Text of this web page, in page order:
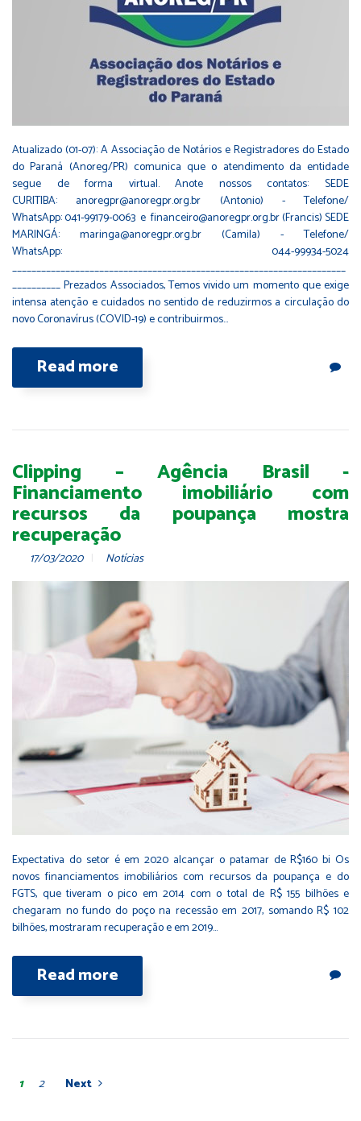
Atualizado (01-07): A Associação de Notários e Registradores do Estado
do Paraná (Anoreg/PR) comunica que o atendimento da entidade
segue de forma virtual. Anote nossos contatos: SEDE
CURITIBA: anoregpr@anoregpr.org.br (Antonio) - Telefone/
WhatsApp: 041-99179-0063 e financeiro@anoregpr.org.br (Francis) SEDE
MARINGÁ: maringa@anoregpr.org.br (Camila) - Telefone/
WhatsApp: 044-99934-5024
_____________________________________________________________________
__________ Prezados Associados, Temos vivido um momento que exige
intensa atenção e cuidados no sentido de reduzirmos a circulação do
novo Coronavírus (COVID-19) e contribuirmos…
Read more
Clipping – Agência Brasil -
Financiamento imobiliário com
recursos da poupança mostra
recuperação
17/03/2020 Notícias
Expectativa do setor é em 2020 alcançar o patamar de R$160 bi Os
novos financiamentos imobiliários com recursos da poupança e do
FGTS, que tiveram o pico em 2014 com o total de R$ 155 bilhões e
chegaram no fundo do poço na recessão em 2017, somando R$ 102
bilhões, mostraram recuperação e em 2019…
Read more
1 2 Next